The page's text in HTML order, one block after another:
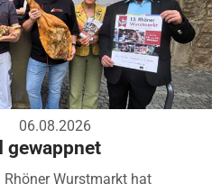
06.08.2026
gewappnet
Wurstmarkt hat